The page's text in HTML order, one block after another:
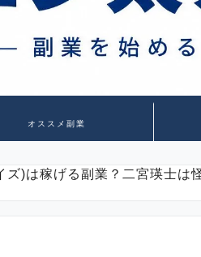
オススメ副業
ズ)は稼げる副業？二宮瑛士は